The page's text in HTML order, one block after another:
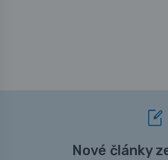
Nové články